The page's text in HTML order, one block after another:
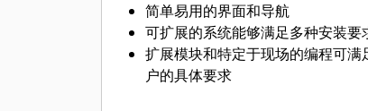
简单易用的界面和导航
可扩展的系统能够满足多种安装要
扩展模块和特定于现场的编程可满
户的具体要求